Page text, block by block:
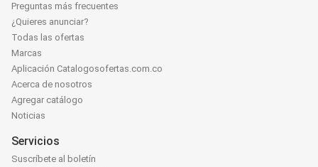
Preguntas más frecuentes
¿Quieres anunciar?
Todas las ofertas
Marcas
Aplicación Catalogosofertas.com.co
Acerca de nosotros
Agregar catálogo
Noticias
Servicios
Suscríbete al boletín